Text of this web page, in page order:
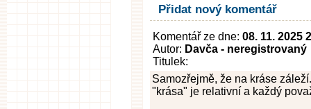
Přidat nový komentář
Komentář ze dne: 08. 11. 2025
Autor: Davča - neregistrovaný
Titulek:
Samozřejmě, že na kráse
"krása" je relativní a každý